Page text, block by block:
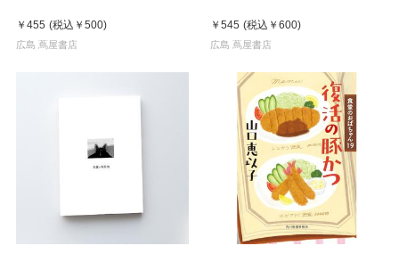
￥455 (税込 ￥500)
広島 蔦屋書店
￥545 (税込 ￥600)
広島 蔦屋書店